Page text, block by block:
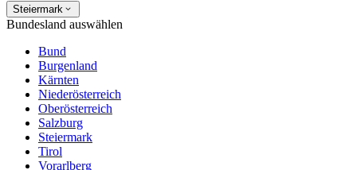
Steiermark
Bundesland auswählen
Bund
Burgenland
Kärnten
Niederösterreich
Oberösterreich
Salzburg
Steiermark
Tirol
Vorarlberg